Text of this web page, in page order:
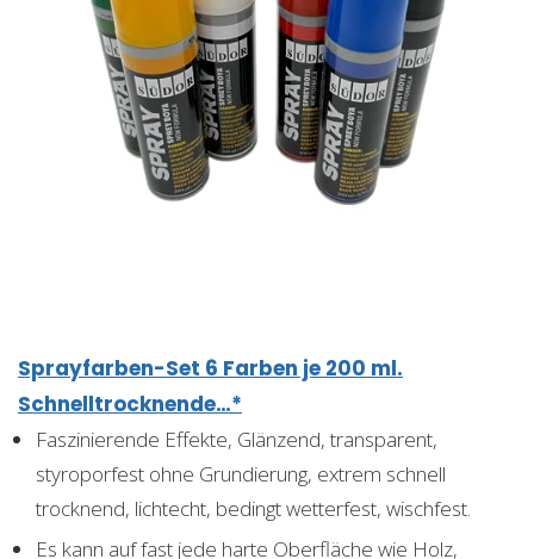
Sprayfarben-Set 6 Farben je 200 ml.
Schnelltrocknende…*
Faszinierende Effekte, Glänzend, transparent,
styroporfest ohne Grundierung, extrem schnell
trocknend, lichtecht, bedingt wetterfest, wischfest.
Es kann auf fast jede harte Oberfläche wie Holz,